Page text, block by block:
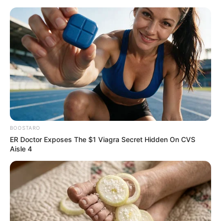
Azərbaycanda faciə:
Ərlə arvadın
meyiti tapıldı
Müdafiə
BOOSTARO
ER Doctor Exposes The $1 Viagra Secret Hidden On CVS
Aisle 4